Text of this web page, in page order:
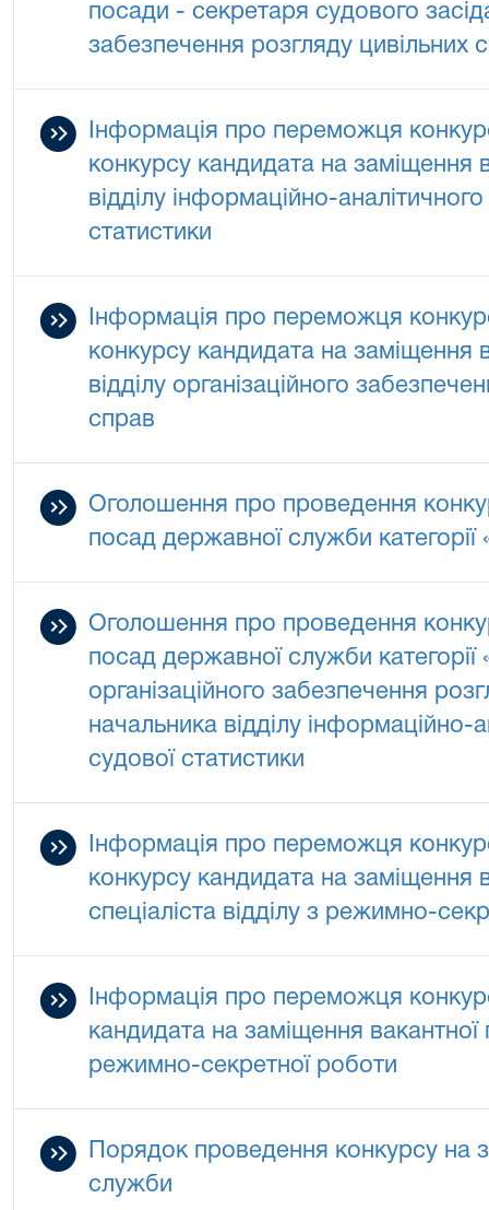
посади - секретаря судового
забезпечення розгляду цивільних
Інформація про переможця
конкурсу кандидата на заміщення
відділу інформаційно-
статистики
Інформація про переможця
конкурсу кандидата на заміщення
відділу організаційного
справ
Оголошення про проведення
посад державної служби категорії
Оголошення про проведення
посад державної служби категорії
організаційного забезпечення
начальника відділу інформаційно-
судової статистики
Інформація про переможця
конкурсу кандидата на заміщення
спеціаліста відділу з режимно-
Інформація про переможця
кандидата на заміщення вакантної
режимно-секретної роботи
Порядок проведення конкурсу на
служби